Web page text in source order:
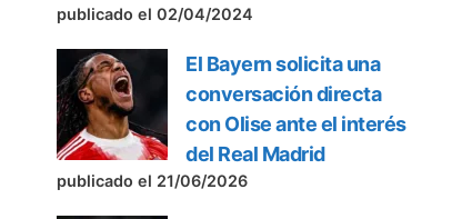
publicado el 02/04/2024
El Bayern solicita una
conversación directa
con Olise ante el interés
del Real Madrid
publicado el 21/06/2026